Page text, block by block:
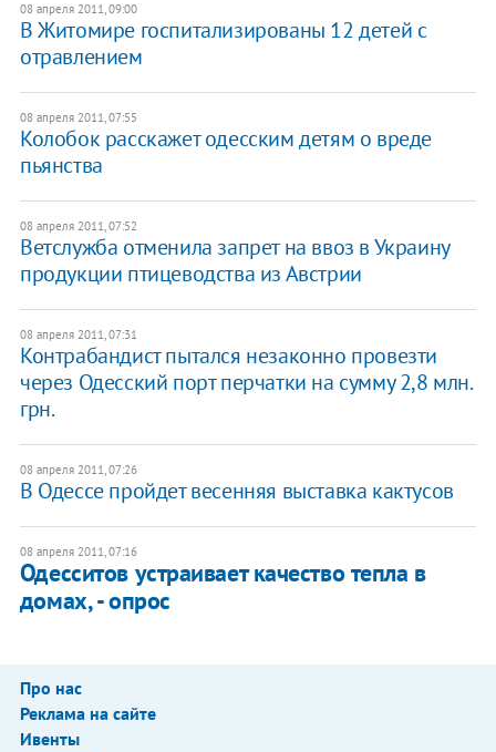
08 апреля 2011, 09:00
В Житомире госпитализированы 12 детей с
отравлением
08 апреля 2011, 07:55
Колобок расскажет одесским детям о вреде
пьянства
08 апреля 2011, 07:52
Ветслужба отменила запрет на ввоз в Украину
продукции птицеводства из Австрии
08 апреля 2011, 07:31
Контрабандист пытался незаконно провезти
через Одесский порт перчатки на сумму 2,8 млн.
грн.
08 апреля 2011, 07:26
В Одессе пройдет весенняя выставка кактусов
08 апреля 2011, 07:16
Одесситов устраивает качество тепла в
домах, - опрос
Про нас
Реклама на сайте
Ивенты